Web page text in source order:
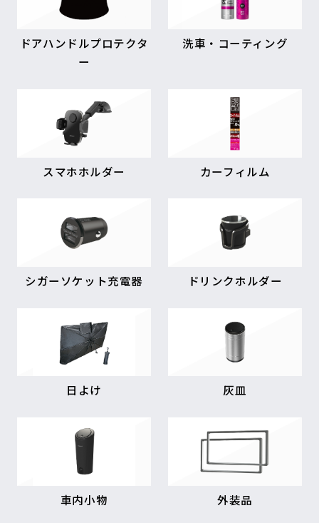
ドアハンドルプロテクタ
ー
洗車・コーティング
スマホホルダー カーフィルム
シガーソケット充電器 ドリンクホルダー
日よけ 灰皿
車内小物 外装品